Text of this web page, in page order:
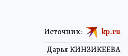
Дарья КИНЗИКЕЕВА
Источник: kp.ru